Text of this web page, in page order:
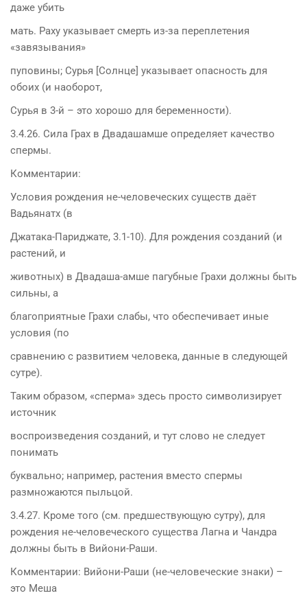
даже убить
мать. Раху указывает смерть из-за переплетения
«завязывания»
пуповины; Сурья [Солнце] указывает опасность для
обоих (и наоборот,
Сурья в 3-й – это хорошо для беременности).
3.4.26. Сила Грах в Двадашамше определяет качество
спермы.
Комментарии:
Условия рождения не-человеческих существ даёт
Вадьянатх (в
Джатака-Париджате, 3.1-10). Для рождения созданий (и
растений, и
животных) в Двадаша-амше пагубные Грахи должны быть
сильны, а
благоприятные Грахи слабы, что обеспечивает иные
условия (по
сравнению с развитием человека, данные в следующей
сутре).
Таким образом, «сперма» здесь просто символизирует
источник
воспроизведения созданий, и тут слово не следует
понимать
буквально; например, растения вместо спермы
размножаются пыльцой.
3.4.27. Кроме того (см. предшествующую сутру), для
рождения не-человеческого существа Лагна и Чандра
должны быть в Вийони-Раши.
Комментарии: Вийони-Раши (не-человеческие знаки) –
это Меша